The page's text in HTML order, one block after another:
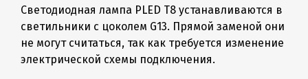
Светодиодная лампа PLED Т8 устанавливаются в
светильники с цоколем G13. Прямой заменой они
не могут считаться, так как требуется изменение
электрической схемы подключения.